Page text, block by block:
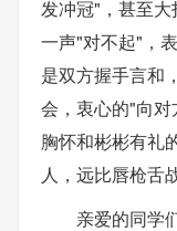
发冲冠"，甚至大
一声"对不起"，
是双方握手言和
会，衷心的"向
胸怀和彬彬有礼
人，远比唇枪舌
亲爱的同学